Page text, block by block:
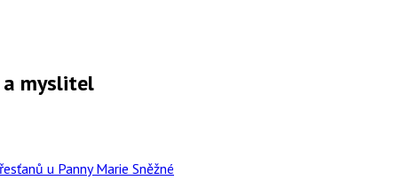
a myslitel
u Panny Marie Sněžné